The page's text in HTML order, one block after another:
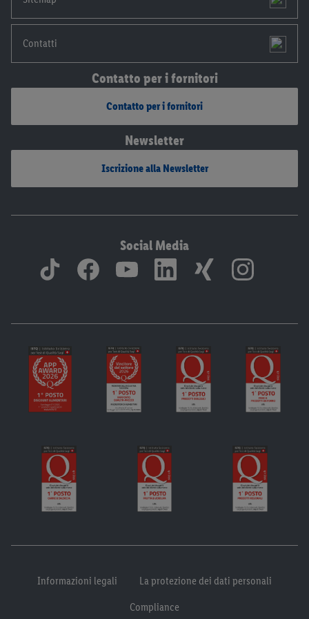
Contatti
Contatto per i fornitori
Contatto per i fornitori
Newsletter
Iscrizione alla Newsletter
Social Media
Informazioni legali
La protezione dei dati personali
Compliance